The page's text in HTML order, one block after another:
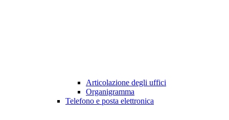
Articolazione degli uffici
Organigramma
Telefono e posta elettronica